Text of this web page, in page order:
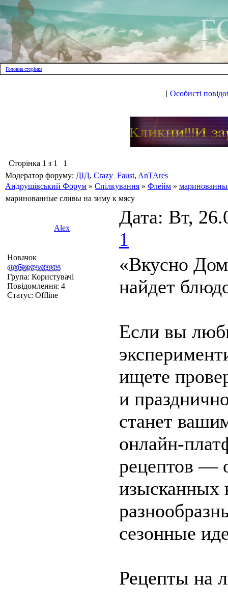
Головна сторінка
[ Особисті
Сторінка 1 з 1
1
Модератор форуму: ДІД, Crazy_Faust, AnTAres
Андрушівський Форум » Спілкування » Флейм »
маринованные сливы на зиму к мясу
Alex
Дата: Вт,
1
Новачок
Група: Користувачі
Повідомлення: 4
Статус: Offline
«Вкусно
найдет
Если вы
ищете
и
станет
онлайн-
рецептов —
изысканных
сезонные
Рецепты на